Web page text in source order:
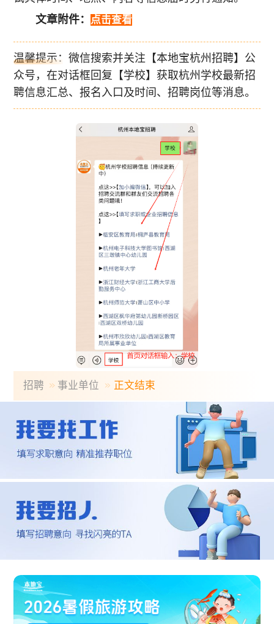
文章附件：
点击查看
温馨提示：微信搜索并关注【本地宝杭州招聘】公
众号，在对话框回复【学校】获取杭州学校最新招
聘信息汇总、报名入口及时间、招聘岗位等消息。
招聘 事业单位 正文结束